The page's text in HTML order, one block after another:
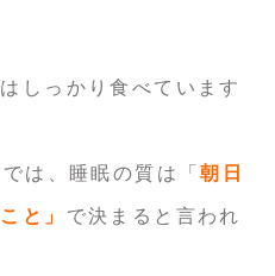
しっかり食べています
では、睡眠の質は「朝日
と」 で決まると言われ